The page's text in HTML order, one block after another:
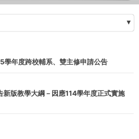
學年度跨校輔系、雙主修申請公告
新版教學大綱－因應114學年度正式實施